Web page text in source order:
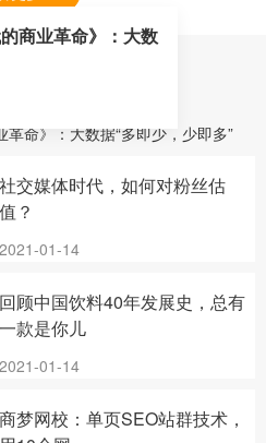
商业革命》：大数
社交媒体时代，如何对粉丝估
值？
2021-01-14
回顾中国饮料40年发展史，总有
一款是你儿
2021-01-14
商梦网校：单页SEO站群技术，